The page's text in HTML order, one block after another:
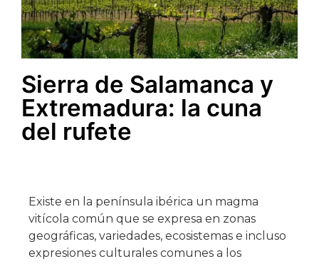
Sierra de Salamanca y
Extremadura: la cuna
del rufete
Existe en la península ibérica un magma
vitícola común que se expresa en zonas
geográficas, variedades, ecosistemas e incluso
expresiones culturales comunes a los